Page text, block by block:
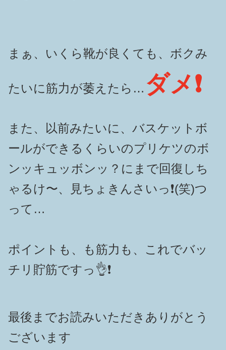
まぁ、いくら靴が良くても、ボクみ
たいに筋力が萎えたら… ダメ❗️
また、以前みたいに、バスケットボ
ールができるくらいのプリケツのボ
ンッキュッボンッ？にまで回復しち
ゃるけ〜、見ちょきんさいっ❗️(笑)つ
って…
ポイントも、も筋力も、これでバッ
チリ貯筋ですっ👌❗️
最後までお読みいただきありがとう
ございます